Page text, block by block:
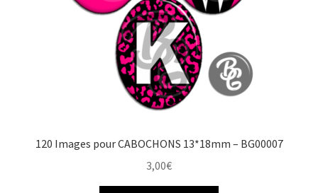
Panier120 Images pour CABOCHONS 13*18mm – BG00007
3,00€